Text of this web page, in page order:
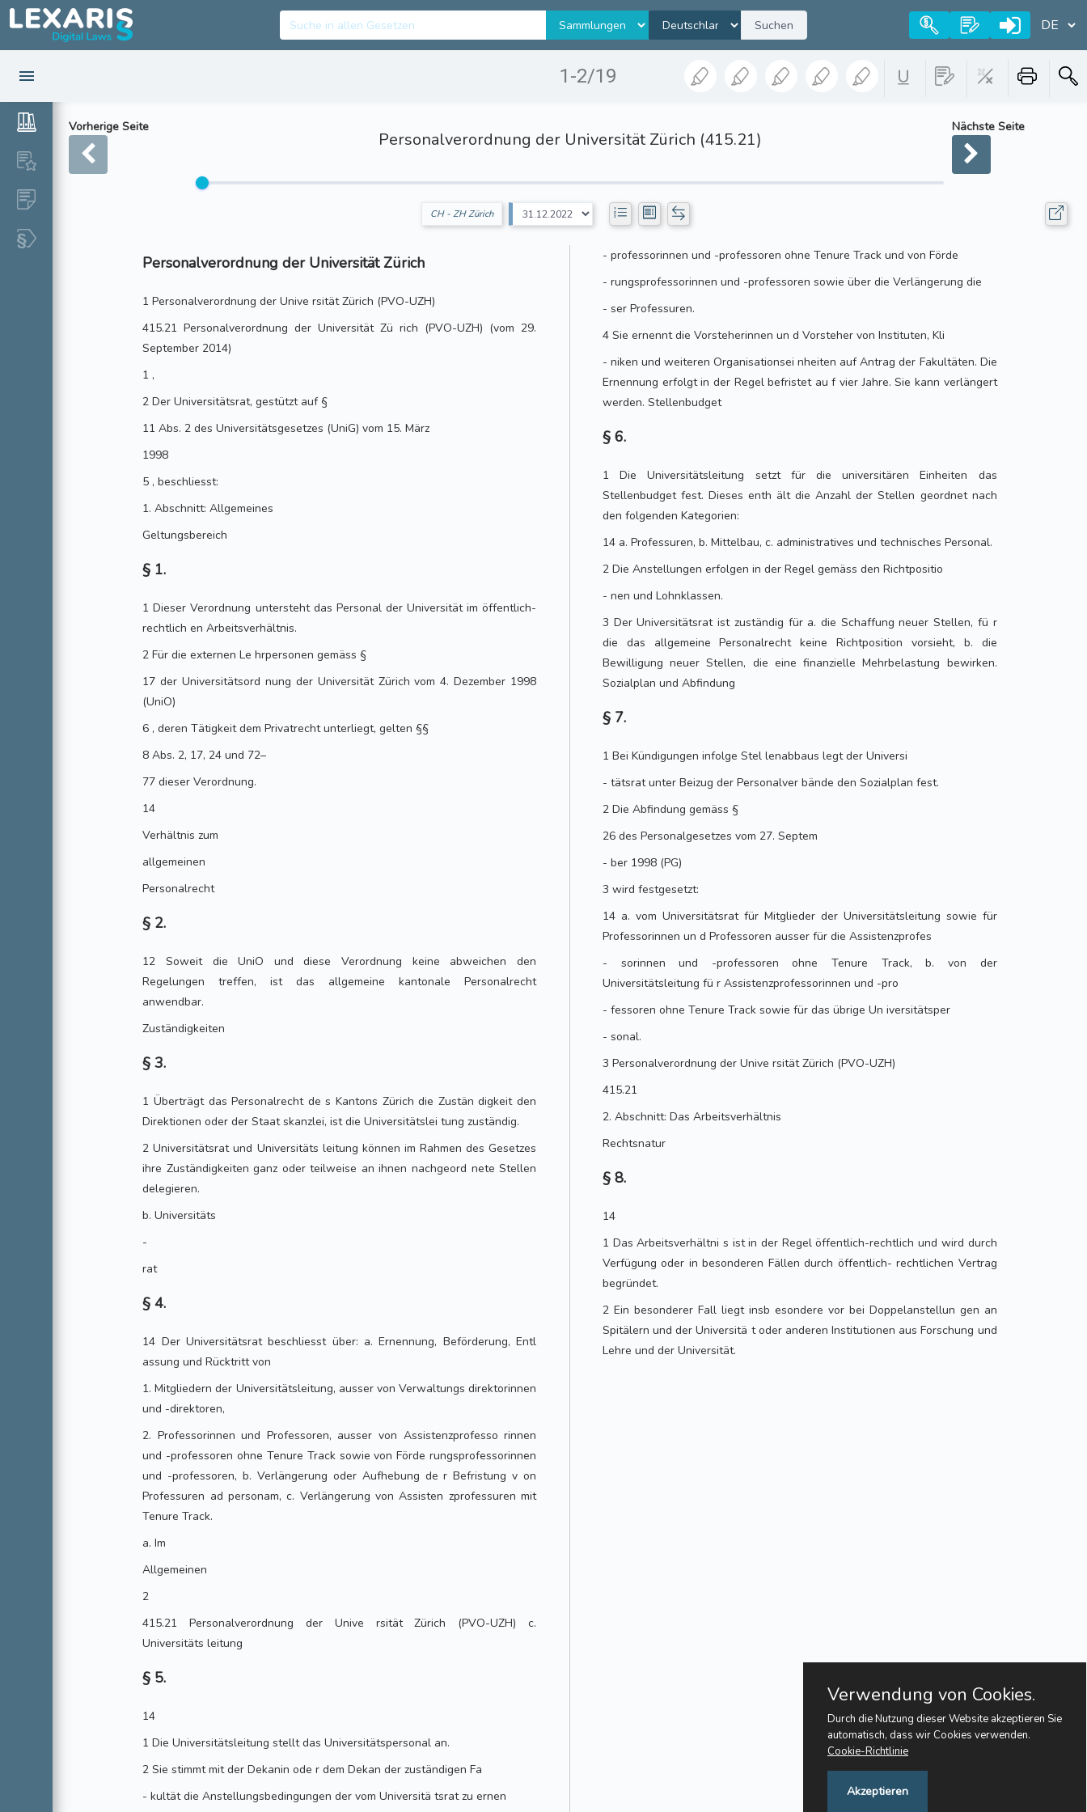
Suchen
1-2/19
Vorherige Seite
Personalverordnung der Universität Zürich (415.21)
Nächste Seite
CH - ZH Zürich
Personalverordnung der Universität Zürich
1 Personalverordnung der Unive rsität Zürich (PVO-UZH)
415.21 Personalverordnung der Universität Zü rich (PVO-UZH) (vom 29.
September 2014)
1 ,
2 Der Universitätsrat, gestützt auf §
11 Abs. 2 des Universitätsgesetzes (UniG) vom 15. März
1998
5 , beschliesst:
1. Abschnitt: Allgemeines
Geltungsbereich
§ 1.
1 Dieser Verordnung untersteht das Personal der Universität im öffentlich-
rechtlich en Arbeitsverhältnis.
2 Für die externen Le hrpersonen gemäss §
17 der Universitätsord nung der Universität Zürich vom 4. Dezember 1998
(UniO)
6 , deren Tätigkeit dem Privatrecht unterliegt, gelten §§
8 Abs. 2, 17, 24 und 72–
77 dieser Verordnung.
14
Verhältnis zum
allgemeinen
Personalrecht
§ 2.
12 Soweit die UniO und diese Verordnung keine abweichen den
Regelungen treffen, ist das allgemeine kantonale Personalrecht
anwendbar.
Zuständigkeiten
§ 3.
1 Überträgt das Personalrecht de s Kantons Zürich die Zustän digkeit den
Direktionen oder der Staat skanzlei, ist die Universitätslei tung zuständig.
2 Universitätsrat und Universitäts leitung können im Rahmen des Gesetzes
ihre Zuständigkeiten ganz oder teilweise an ihnen nachgeord nete Stellen
delegieren.
b. Universitäts
-
rat
§ 4.
14 Der Universitätsrat beschliesst über: a. Ernennung, Beförderung, Entl
assung und Rücktritt von
1. Mitgliedern der Universitätsleitung, ausser von Verwaltungs direktorinnen
und -direktoren,
2. Professorinnen und Professoren, ausser von Assistenzprofesso rinnen
und -professoren ohne Tenure Track sowie von Förde rungsprofessorinnen
und -professoren, b. Verlängerung oder Aufhebung de r Befristung v on
Professuren ad personam, c. Verlängerung von Assisten zprofessuren mit
Tenure Track.
a. Im
Allgemeinen
2
415.21 Personalverordnung der Unive rsität Zürich (PVO-UZH) c.
Universitäts leitung
§ 5.
14
1 Die Universitätsleitung stellt das Universitätspersonal an.
2 Sie stimmt mit der Dekanin ode r dem Dekan der zuständigen Fa
- kultät die Anstellungsbedingungen der vom Universitä tsrat zu ernen
- professorinnen und -professoren ohne Tenure Track und von Förde
- rungsprofessorinnen und -professoren sowie über die Verlängerung die
- ser Professuren.
4 Sie ernennt die Vorsteherinnen un d Vorsteher von Instituten, Kli
- niken und weiteren Organisationsei nheiten auf Antrag der Fakultäten. Die
Ernennung erfolgt in der Regel befristet au f vier Jahre. Sie kann verlängert
werden. Stellenbudget
§ 6.
1 Die Universitätsleitung setzt für die universitären Einheiten das
Stellenbudget fest. Dieses enth ält die Anzahl der Stellen geordnet nach
den folgenden Kategorien:
14 a. Professuren, b. Mittelbau, c. administratives und technisches Personal.
2 Die Anstellungen erfolgen in der Regel gemäss den Richtpositio
- nen und Lohnklassen.
3 Der Universitätsrat ist zuständig für a. die Schaffung neuer Stellen, fü r
die das allgemeine Personalrecht keine Richtposition vorsieht, b. die
Bewilligung neuer Stellen, die eine finanzielle Mehrbelastung bewirken.
Sozialplan und Abfindung
§ 7.
1 Bei Kündigungen infolge Stel lenabbaus legt der Universi
- tätsrat unter Beizug der Personalver bände den Sozialplan fest.
2 Die Abfindung gemäss §
26 des Personalgesetzes vom 27. Septem
- ber 1998 (PG)
3 wird festgesetzt:
14 a. vom Universitätsrat für Mitglieder der Universitätsleitung sowie für
Professorinnen un d Professoren ausser für die Assistenzprofes
- sorinnen und -professoren ohne Tenure Track, b. von der
Universitätsleitung fü r Assistenzprofessorinnen und -pro
- fessoren ohne Tenure Track sowie für das übrige Un iversitätsper
- sonal.
3 Personalverordnung der Unive rsität Zürich (PVO-UZH)
415.21
2. Abschnitt: Das Arbeitsverhältnis
Rechtsnatur
§ 8.
14
1 Das Arbeitsverhältni s ist in der Regel öffentlich-rechtlich und wird durch
Verfügung oder in besonderen Fällen durch öffentlich- rechtlichen Vertrag
begründet.
2 Ein besonderer Fall liegt insb esondere vor bei Doppelanstellun gen an
Spitälern und der Universitä t oder anderen Institutionen aus Forschung und
Lehre und der Universität.
Verwendung von Cookies.
Durch die Nutzung dieser Website akzeptieren Sie
automatisch, dass wir Cookies verwenden.
Cookie-Richtlinie
Akzeptieren